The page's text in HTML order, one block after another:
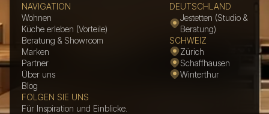
NAVIGATION
Wohnen
Küche erleben (Vorteile)
Beratung & Showroom
Marken
Partner
Über uns
Blog
DEUTSCHLAND
Jestetten (Studio &
Beratung)
SCHWEIZ
Zürich
Schaffhausen
Winterthur
FOLGEN SIE UNS
Für Inspiration und Einblicke.